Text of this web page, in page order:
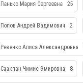
Панько Мария Сергеевна 25
Попов Андрей Вадимович 2
Ревенко Алиса Александровна
Саакпан Чимис Эмировна 8